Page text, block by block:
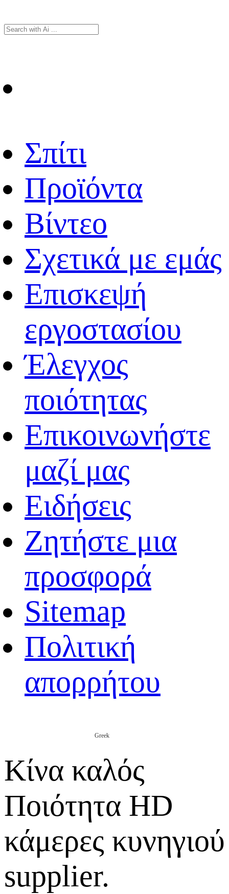
Σπίτι
Προϊόντα
Βίντεο
Σχετικά με εμάς
Επισκεψή
εργοστασίου
Έλεγχος
ποιότητας
Επικοινωνήστε
μαζί μας
Ειδήσεις
Ζητήστε μια
προσφορά
Sitemap
Πολιτική
απορρήτου
Greek
Κίνα καλός
Ποιότητα HD
κάμερες κυνηγιού
supplier.